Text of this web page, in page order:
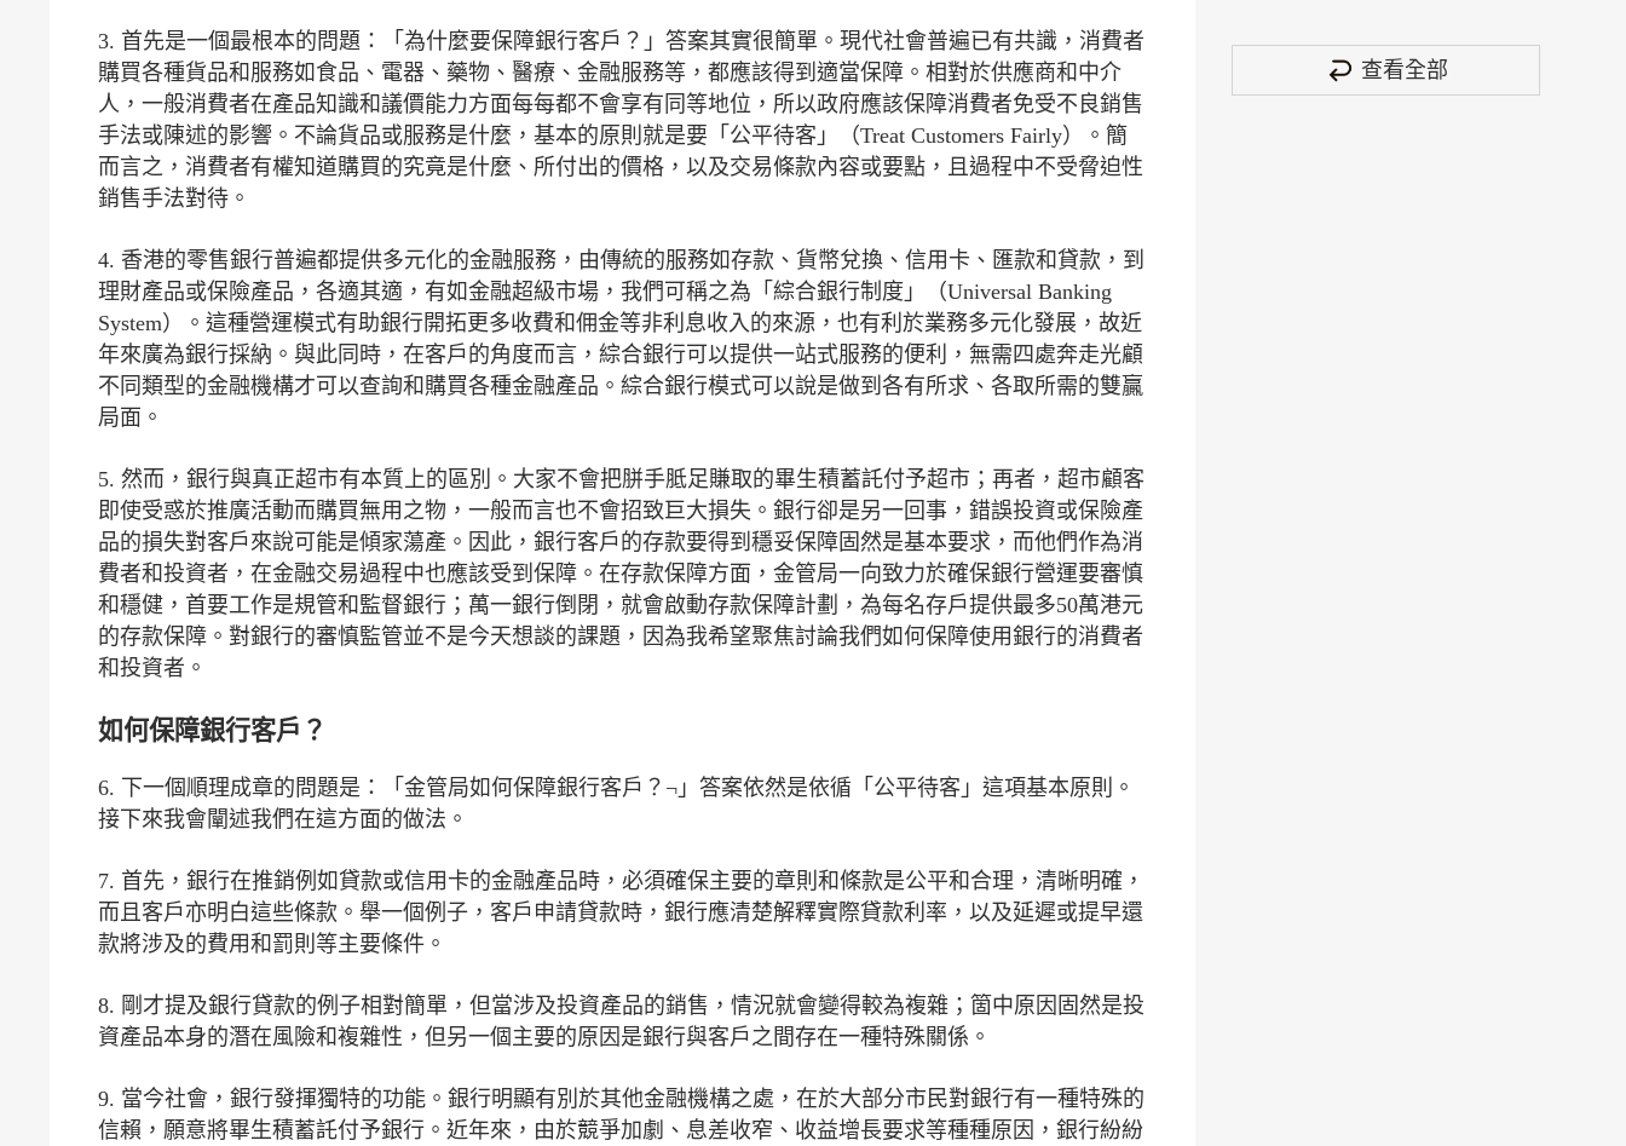
3. 首先是一個最根本的問題：「為什麼要保障銀行客戶？」答案其實很簡單。現代社會普遍已有共識，消費者
購買各種貨品和服務如食品、電器、藥物、醫療、金融服務等，都應該得到適當保障。相對於供應商和中介
人，一般消費者在產品知識和議價能力方面每每都不會享有同等地位，所以政府應該保障消費者免受不良銷售
手法或陳述的影響。不論貨品或服務是什麼，基本的原則就是要「公平待客」（Treat Customers Fairly）。簡
而言之，消費者有權知道購買的究竟是什麼、所付出的價格，以及交易條款內容或要點，且過程中不受脅迫性
銷售手法對待。
4. 香港的零售銀行普遍都提供多元化的金融服務，由傳統的服務如存款、貨幣兌換、信用卡、匯款和貸款，到
理財產品或保險產品，各適其適，有如金融超級市場，我們可稱之為「綜合銀行制度」（Universal Banking
System）。這種營運模式有助銀行開拓更多收費和佣金等非利息收入的來源，也有利於業務多元化發展，故近
年來廣為銀行採納。與此同時，在客戶的角度而言，綜合銀行可以提供一站式服務的便利，無需四處奔走光顧
不同類型的金融機構才可以查詢和購買各種金融產品。綜合銀行模式可以說是做到各有所求、各取所需的雙贏
局面。
5. 然而，銀行與真正超市有本質上的區別。大家不會把胼手胝足賺取的畢生積蓄託付予超市；再者，超市顧客
即使受惑於推廣活動而購買無用之物，一般而言也不會招致巨大損失。銀行卻是另一回事，錯誤投資或保險產
品的損失對客戶來說可能是傾家蕩產。因此，銀行客戶的存款要得到穩妥保障固然是基本要求，而他們作為消
費者和投資者，在金融交易過程中也應該受到保障。在存款保障方面，金管局一向致力於確保銀行營運要審慎
和穩健，首要工作是規管和監督銀行；萬一銀行倒閉，就會啟動存款保障計劃，為每名存戶提供最多50萬港元
的存款保障。對銀行的審慎監管並不是今天想談的課題，因為我希望聚焦討論我們如何保障使用銀行的消費者
和投資者。
如何保障銀行客戶？
6. 下一個順理成章的問題是：「金管局如何保障銀行客戶？¬」答案依然是依循「公平待客」這項基本原則。
接下來我會闡述我們在這方面的做法。
7. 首先，銀行在推銷例如貸款或信用卡的金融產品時，必須確保主要的章則和條款是公平和合理，清晰明確，
而且客戶亦明白這些條款。舉一個例子，客戶申請貸款時，銀行應清楚解釋實際貸款利率，以及延遲或提早還
款將涉及的費用和罰則等主要條件。
8. 剛才提及銀行貸款的例子相對簡單，但當涉及投資產品的銷售，情況就會變得較為複雜；箇中原因固然是投
資產品本身的潛在風險和複雜性，但另一個主要的原因是銀行與客戶之間存在一種特殊關係。
9. 當今社會，銀行發揮獨特的功能。銀行明顯有別於其他金融機構之處，在於大部分市民對銀行有一種特殊的
信賴，願意將畢生積蓄託付予銀行。近年來，由於競爭加劇、息差收窄、收益增長要求等種種原因，銀行紛紛
查看全部